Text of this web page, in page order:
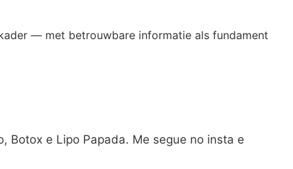
— met betrouwbare informatie als fundament
Botox e Lipo Papada. Me segue no insta e